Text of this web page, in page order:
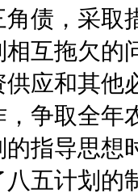
债，采取
互拖欠的
应和其他
争取全年
指导思想
五计划的